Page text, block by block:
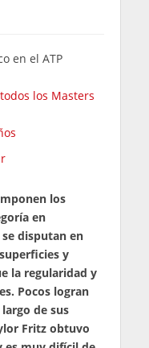
en el ATP
los Masters
los
en
disputan en
y
la regularidad y
Pocos logran
de sus
Fritz obtuvo